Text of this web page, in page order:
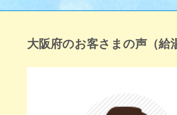
大阪府のお客さまの声（給